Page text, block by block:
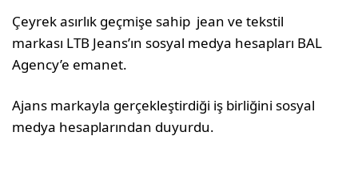
Çeyrek asırlık geçmişe sahip jean ve tekstil
markası LTB Jeans’ın sosyal medya hesapları BAL
Agency’e emanet.
Ajans markayla gerçekleştirdiği iş birliğini sosyal
medya hesaplarından duyurdu.